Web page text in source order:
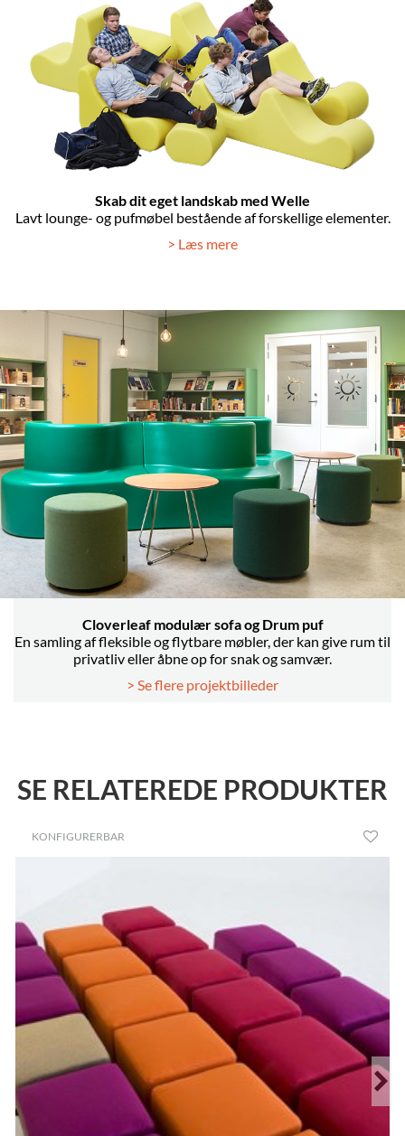
Skab dit eget landskab med Welle
Lavt lounge- og pufmøbel bestående af forskellige elementer.
> Læs mere
Cloverleaf modulær sofa og Drum puf
En samling af fleksible og flytbare møbler, der kan give rum til
privatliv eller åbne op for snak og samvær.
> Se flere projektbilleder
SE RELATEREDE PRODUKTER
KONFIGURERBAR